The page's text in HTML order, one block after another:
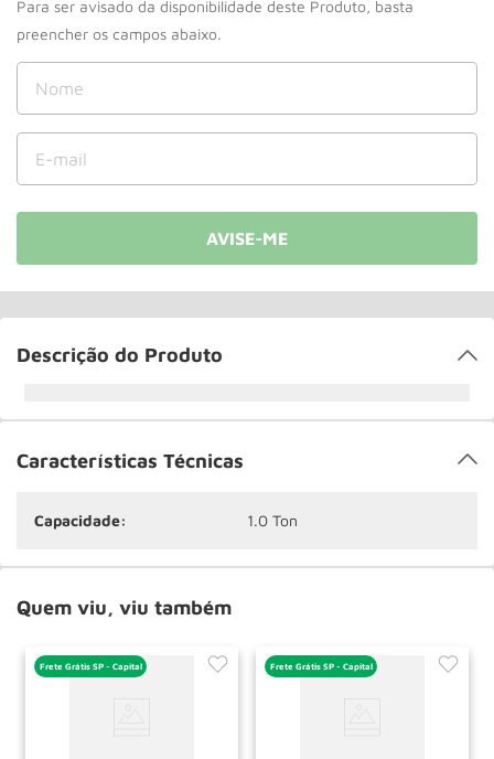
Descrição do Produto
Características Técnicas
Capacidade: 1.0 Ton
Quem viu, viu também
Frete Grátis SP - Capital Frete Grátis SP - Capital
10 º Paleteira